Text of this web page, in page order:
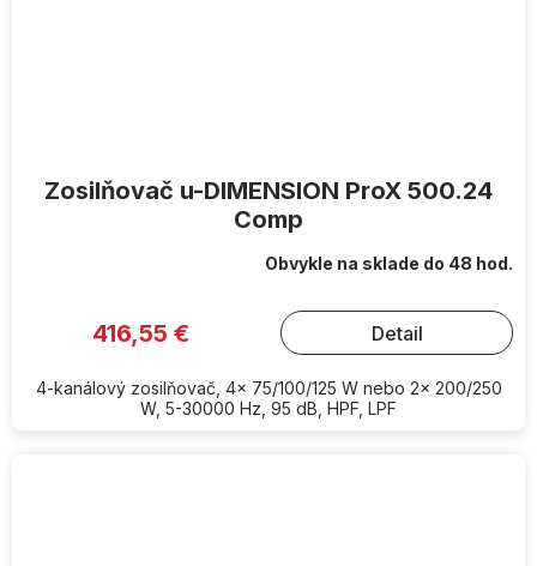
Zosilňovač u-DIMENSION ProX 500.24
Comp
Obvykle na sklade do 48 hod.
416,55 € Detail
4-kanálový zosilňovač, 4x 75/100/125 W nebo 2x 200/250
W, 5-30000 Hz, 95 dB, HPF, LPF